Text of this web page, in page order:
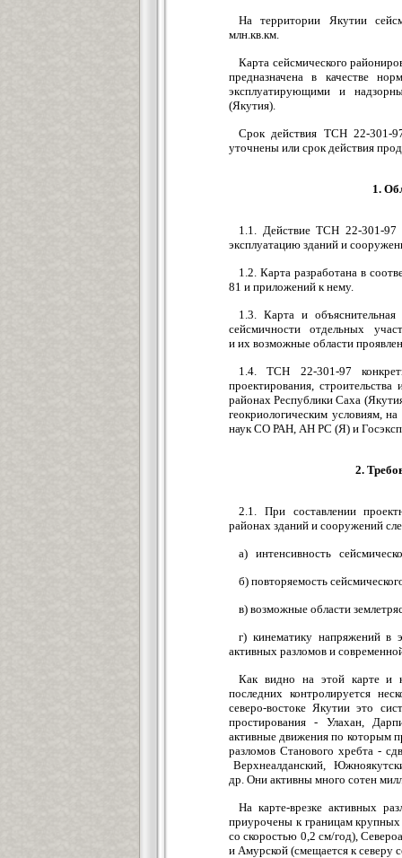
На территории Якутии
млн.кв.км.
Карта сейсмического
предназначена в качестве
эксплуатирующими и
(Якутия).
Срок действия TCH 22-301-
уточнены или срок действия
1.
1.1. Действие TCH 22-301-97
эксплуатацию зданий и
1.2. Карта разработана в
81 и приложений к нему.
1.3. Карта и
сейсмичности отдельных
и их возможные области
1.4. TCH 22-301-97
проектирования,
районах Республики Саха
геокриологическим условиям,
наук СО РАН, АН PC (Я) и
2.
2.1. При составлении
районах зданий и сооружений
а) интенсивность
б) повторяемость
в) возможные области
г) кинематику напряжений в
активных разломов и
Как видно на этой карте и
последних контролируется
северо-востоке Якутии это
простирования - Улахан,
активные движения по которым
разломов Станового хребта -
Верхнеалданский,
др. Они активны много сотен
На карте-врезке активных
приурочены к границам крупных
со скоростью 0,2 см/год),
и Амурской (смещается к северу